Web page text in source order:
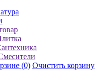
(0) Очистить корзину